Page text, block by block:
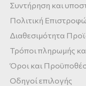
Συντήρηση και
Πολιτική
Διαθεσιμότητα
Τρόποι πληρωμής
Όροι και
Οδηγοί επιλογής